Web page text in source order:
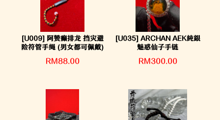
[U009] 阿赞癫排龙 挡灾避
险符管手绳 (男女都可佩戴)
RM88.00
[U035] ARCHAN AEK純銀
魅惑仙子手链
RM300.00